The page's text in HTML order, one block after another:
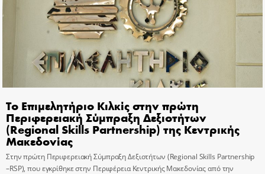
Το Επιμελητήριο Κιλκίς στην πρώτη
Περιφερειακή Σύμπραξη Δεξιοτήτων
(Regional Skills Partnership) της Κεντρικής
Μακεδονίας
Στην πρώτη Περιφερειακή Σύμπραξη Δεξιοτήτων (Regional Skills Partnership
–RSP), που εγκρίθηκε στην Περιφέρεια Κεντρικής Μακεδονίας από την